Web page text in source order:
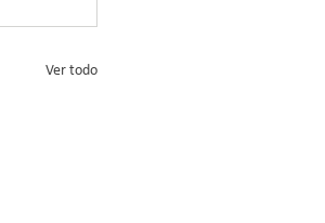
Ver todo